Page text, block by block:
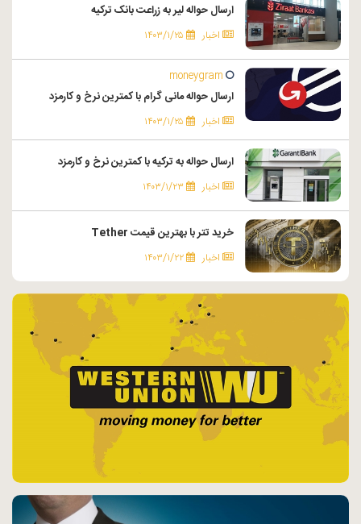
ارسال حواله لیر به زراعت بانک ترکیه
اخبار ۱۴۰۳/۱/۲۵
moneygram
ارسال حواله مانی گرام با کمترین نرخ و کارمزد
اخبار ۱۴۰۳/۱/۲۵
ارسال حواله به ترکیه با کمترین نرخ و کارمزد
اخبار ۱۴۰۳/۱/۲۳
خرید تتر با بهترین قیمت Tether
اخبار ۱۴۰۳/۱/۲۲